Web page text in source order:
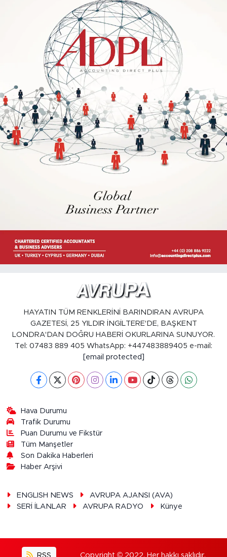
HAYATIN TÜM RENKLERİNİ BARINDIRAN AVRUPA
GAZETESİ, 25 YILDIR İNGİLTERE'DE, BAŞKENT
LONDRA'DAN DOĞRU HABERİ OKURLARINA SUNUYOR.
Tel: 07483 889 405 WhatsApp: +447483889405 e-mail:
[email protected]
Hava Durumu
Trafik Durumu
Puan Durumu ve Fikstür
Tüm Manşetler
Son Dakika Haberleri
Haber Arşivi
ENGLISH NEWS
AVRUPA AJANSI (AVA)
SERİ İLANLAR
AVRUPA RADYO Künye
RSS Copyright © 2022. Her hakkı saklıdır.